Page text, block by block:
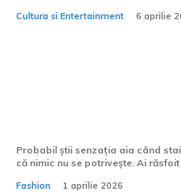
Cultura si Entertainment 6 aprilie
Probabil știi senzația aia când
că nimic nu se potrivește. Ai
Fashion 1 aprilie 2026